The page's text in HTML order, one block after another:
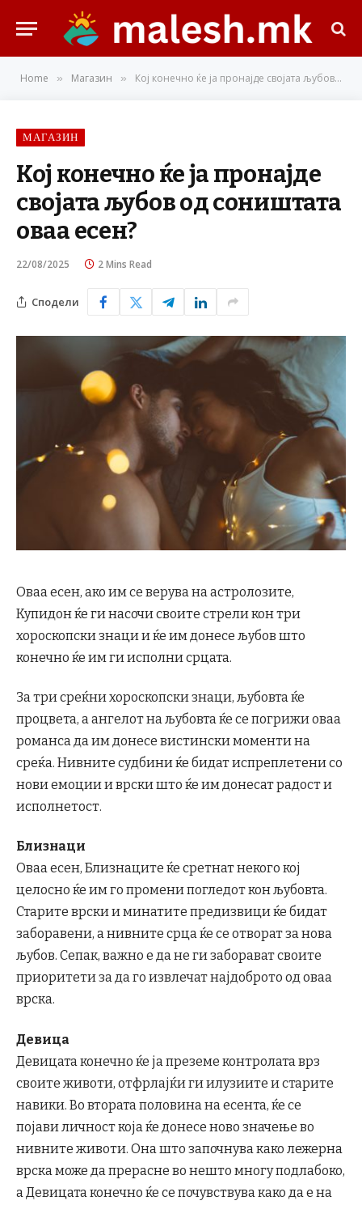
Home » Магазин » Кој конечно ќе ја пронајде својата љубов од соништата оваа есен?
МАГАЗИН
Кој конечно ќе ја пронајде
својата љубов од соништата
оваа есен?
22/08/2025 2 Mins Read
Сподели
Оваа есен, ако им се верува на астролозите,
Купидон ќе ги насочи своите стрели кон три
хороскопски знаци и ќе им донесе љубов што
конечно ќе им ги исполни срцата.
За три среќни хороскопски знаци, љубовта ќе
процвета, а ангелот на љубовта ќе се погрижи оваа
романса да им донесе вистински моменти на
среќа. Нивните судбини ќе бидат испреплетени со
нови емоции и врски што ќе им донесат радост и
исполнетост.
Близнаци
Оваа есен, Близнаците ќе сретнат некого кој
целосно ќе им го промени погледот кон љубовта.
Старите врски и минатите предизвици ќе бидат
заборавени, а нивните срца ќе се отворат за нова
љубов. Сепак, важно е да не ги заборават своите
приоритети за да го извлечат најдоброто од оваа
врска.
Девица
Девицата конечно ќе ја преземе контролата врз
своите животи, отфрлајќи ги илузиите и старите
навики. Во втората половина на есента, ќе се
појави личност која ќе донесе ново значење во
нивните животи. Она што започнува како лежерна
врска може да прерасне во нешто многу подлабоко,
а Девицата конечно ќе се почувствува како да е на